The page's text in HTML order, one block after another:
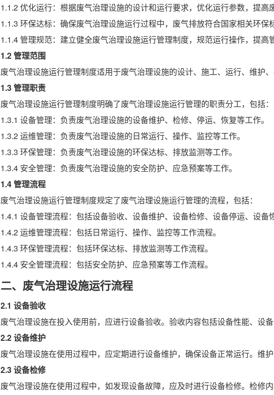
1.1.2 优化运行：根据废气治理设施的设计和运行要求，优化运行参数，提高
1.1.3 环保达标：确保废气治理设施运行过程中，废气排放符合国家相关环保
1.1.4 管理规范：建立健全废气治理设施运行管理制度，规范运行操作，提高
1.2 管理范围
废气治理设施运行管理制度适用于废气治理设施的设计、施工、运行、维护
1.3 管理职责
废气治理设施运行管理制度明确了废气治理设施运行管理的职责分工，包括：
1.3.1 设备管理：负责废气治理设施的设备维护、检修、停运、恢复等工作。
1.3.2 运维管理：负责废气治理设施的日常运行、操作、监控等工作。
1.3.3 环保管理：负责废气治理设施的环保达标、排放监测等工作。
1.3.4 安全管理：负责废气治理设施的安全防护、应急预案等工作。
1.4 管理流程
废气治理设施运行管理制度规定了废气治理设施运行管理的流程，包括：
1.4.1 设备管理流程：包括设备验收、设备维护、设备检修、设备停运、设备
1.4.2 运维管理流程：包括日常运行、操作、监控等工作流程。
1.4.3 环保管理流程：包括环保达标、排放监测等工作流程。
1.4.4 安全管理流程：包括安全防护、应急预案等工作流程。
二、废气治理设施运行流程
2.1 设备验收
废气治理设施在投入使用前，应进行设备验收。验收内容包括设备性能、设
2.2 设备维护
废气治理设施在使用过程中，应定期进行设备维护，确保设备正常运行。维
2.3 设备检修
废气治理设施在使用过程中，如发现设备故障，应及时进行设备检修。检修